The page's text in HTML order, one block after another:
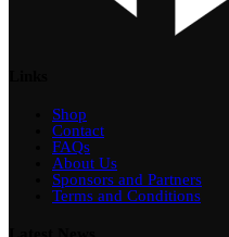
Shop
Contact
FAQs
About Us
Sponsors and Partners
Terms and Conditions